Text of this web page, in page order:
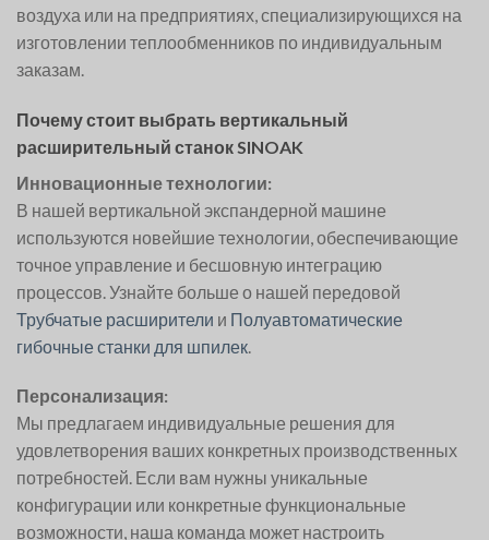
воздуха или на предприятиях, специализирующихся на
изготовлении теплообменников по индивидуальным
заказам.
Почему стоит выбрать вертикальный
расширительный станок SINOAK
Инновационные технологии:
В нашей вертикальной экспандерной машине
используются новейшие технологии, обеспечивающие
точное управление и бесшовную интеграцию
процессов. Узнайте больше о нашей передовой
Трубчатые расширители и Полуавтоматические
гибочные станки для шпилек
Персонализация:
Мы предлагаем индивидуальные решения для
удовлетворения ваших конкретных производственных
потребностей. Если вам нужны уникальные
конфигурации или конкретные функциональные
возможности, наша команда может настроить